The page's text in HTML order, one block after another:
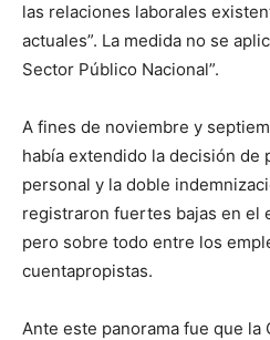
las relaciones laborales
actuales”. La medida no se
Sector Público Nacional”.
A fines de noviembre y
había extendido la decisión de
personal y la doble
registraron fuertes bajas en el
pero sobre todo entre los
cuentapropistas.
Ante este panorama fue que la